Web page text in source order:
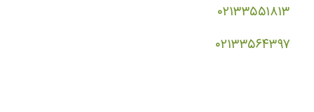
۰۲۱۳۳۵۵۱۸۱۳
۰۲۱۳۳۵۶۴۳۹۷